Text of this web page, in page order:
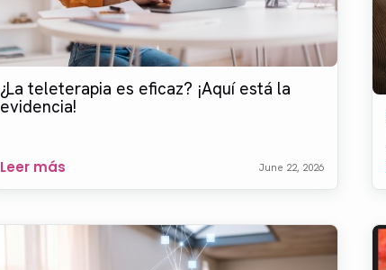
¿La teleterapia es eficaz? ¡Aquí está la
evidencia!
Leer más June 22, 2026